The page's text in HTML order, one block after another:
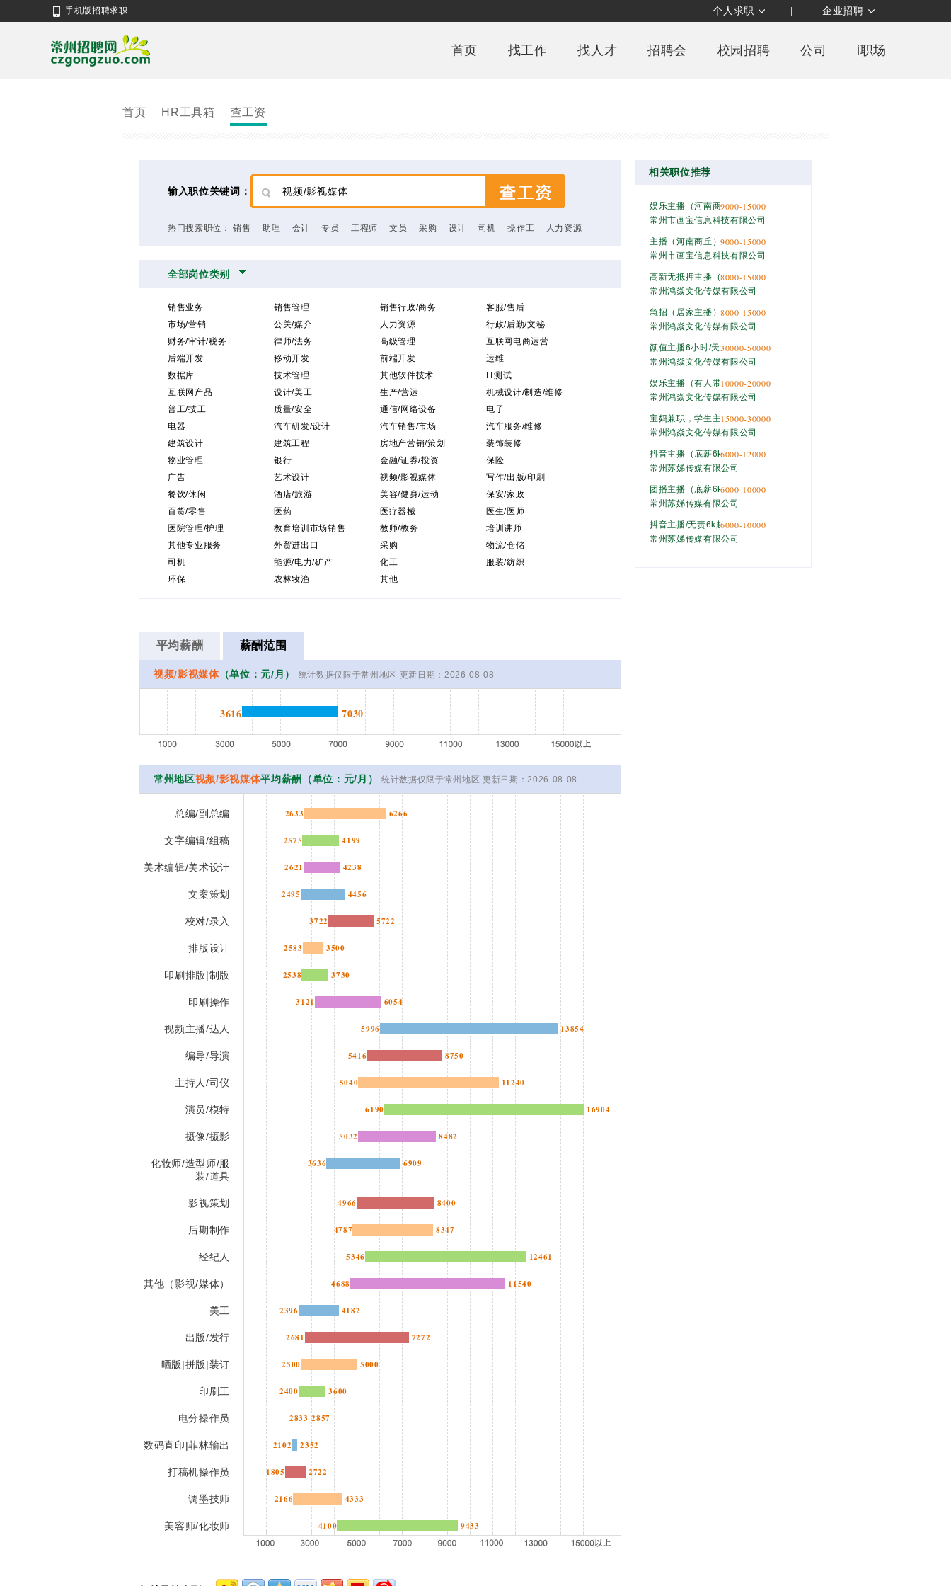
手机版招聘求职 个人求职 | 企业招聘
首页 找工作 找人才 招聘会 校园招聘 公司 i职场
首页 HR工具箱 查工资
输入职位关键词：
热门搜索职位：销售 助理 会计 专员 工程师 文员 采购 设计 司机 操作工 人力资源
全部岗位类别
销售业务 销售管理 销售行政/商务
客服/售后
市场/营销
公关/媒介 人力资源
行政/后勤/文秘
财务/审计/税务
律师/法务 高级管理
互联网电商运营
后端开发
移动开发 前端开发
运维
数据库
技术管理 其他软件技术
IT测试
互联网产品
设计/美工 生产/营运
机械设计/制造/维修
普工/技工
质量/安全 通信/网络设备
电子
电器
汽车研发/设计 汽车销售/市场
汽车服务/维修
建筑设计
建筑工程 房地产营销/策划
装饰装修
物业管理
银行 金融/证券/投资
保险
广告
艺术设计 视频/影视媒体
写作/出版/印刷
餐饮/休闲
酒店/旅游 美容/健身/运动
保安/家政
百货/零售
医药 医疗器械
医生/医师
医院管理/护理
教育培训市场销售 教师/教务
培训讲师
其他专业服务
外贸进出口 采购
物流/仓储
司机
能源/电力/矿产 化工
服装/纺织
环保
农林牧渔 其他
平均薪酬 薪酬范围
视频/影视媒体（单位：元/月） 统计数据仅限于常州地区 更新日期：2026-08-08
3616 7030
常州地区视频/影视媒体平均薪酬（单位：元/月） 统计数据仅限于常州地区 更新日期：2026-08-08
总编/副总编 2633 6266
文字编辑/组稿 2575 4199
美术编辑/美术设计 2621 4238
文案策划 2495 4456
校对/录入 3722 5722
排版设计 2583 3500
印刷排版|制版 2538 3730
印刷操作 3121 6054
视频主播/达人 5996 13854
编导/导演 5416 8750
主持人/司仪 5040 11240
演员/模特 6190 16904
摄像/摄影 5032 8482
化妆师/造型师/服
装/道具
3636 6909
影视策划 4966 8400
后期制作 4787 8347
经纪人 5346 12461
其他（影视/媒体） 4688 11540
美工 2396 4182
出版/发行 2681 7272
晒版|拼版|装订 2500 5000
印刷工 2400 3600
电分操作员 2833 2857
数码直印|菲林输出 2102 2352
打稿机操作员 1805 2722
调墨技师 2166 4333
美容师/化妆师 4100 9433
相关职位推荐
娱乐主播（河南商丘）9000-15000
常州市画宝信息科技有限公司
主播（河南商丘）9000-15000
常州市画宝信息科技有限公司
高新无抵押主播（全/兼职）
8000-15000
常州鸿焱文化传媒有限公司
急招（居家主播）3小时/天（月入 8000-15000）
8000-15000
常州鸿焱文化传媒有限公司
颜值主播6小时/天（月入 30000-50000）
30000-50000
常州鸿焱文化传媒有限公司
娱乐主播（有人带）10000-20000
常州鸿焱文化传媒有限公司
宝妈兼职，学生主播（氛围好）
15000-30000
常州鸿焱文化传媒有限公司
抖音主播（底薪6k+工作轻松）
6000-12000
常州苏娣传媒有限公司
团播主播（底薪6k＋接收小白＋住宿）
6000-10000
常州苏娣传媒有限公司
抖音主播/无责6k起/无需经验
6000-10000
常州苏娣传媒有限公司